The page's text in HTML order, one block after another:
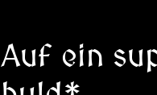
Auf ein